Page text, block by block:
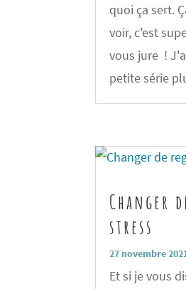
quoi ça sert.
voir, c'est
vous jure !
petite série
Changer
stress
27 novembre
Et si je vous